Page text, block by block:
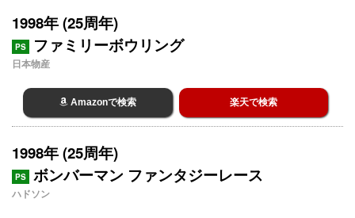
1998年 (25周年)
PS ファミリーボウリング
日本物産
Amazonで検索 楽天で検索
1998年 (25周年)
PS ボンバーマン ファンタジーレース
ハドソン